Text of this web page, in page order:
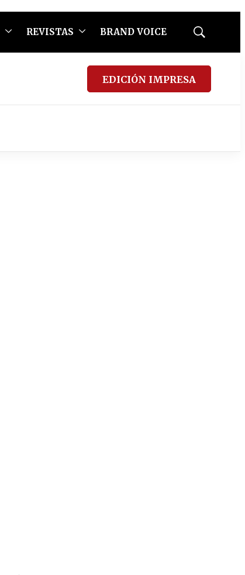
REVISTAS BRAND VOICE
Mostrar
EDICIÓN IMPRESA